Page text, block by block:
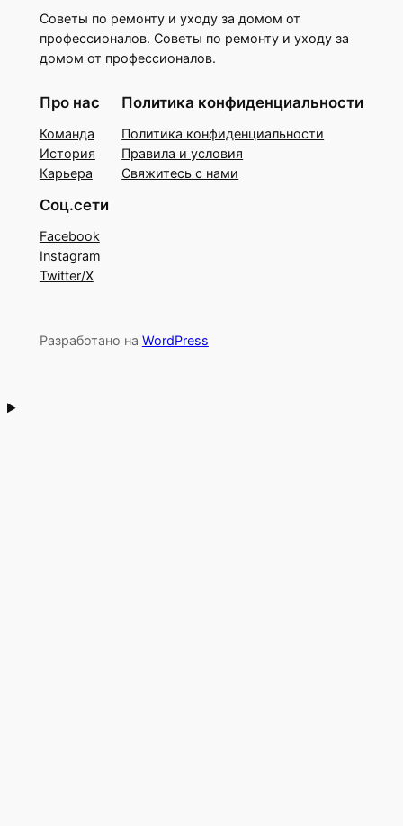
Советы по ремонту и уходу за домом от
профессионалов. Советы по ремонту и уходу за
домом от профессионалов.
Про нас
Команда
История
Карьера
Политика конфиденциальности
Политика конфиденциальности
Правила и условия
Свяжитесь с нами
Соц.сети
Facebook
Instagram
Twitter/X
Разработано на WordPress